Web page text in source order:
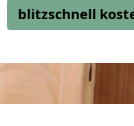
blitzschnell